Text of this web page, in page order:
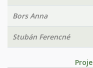
Bors Anna
Stubán Ferencné